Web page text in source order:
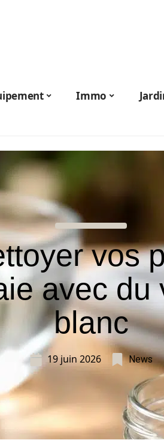
Immo
vos
avec du
blanc
19 juin 2026 News